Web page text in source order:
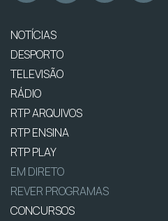
NOTÍCIAS
DESPORTO
TELEVISÃO
RÁDIO
RTP ARQUIVOS
RTP ENSINA
RTP PLAY
EM DIRETO
REVER PROGRAMAS
CONCURSOS